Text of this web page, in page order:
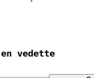
en vedette